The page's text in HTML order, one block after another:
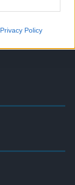
Privacy Policy